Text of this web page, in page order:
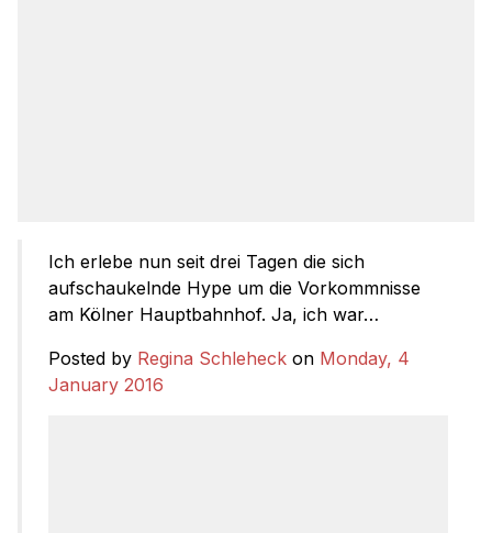
Ich erlebe nun seit drei Tagen die sich
aufschaukelnde Hype um die Vorkommnisse
am Kölner Hauptbahnhof. Ja, ich war…
Posted by Regina Schleheck on Monday, 4
January 2016